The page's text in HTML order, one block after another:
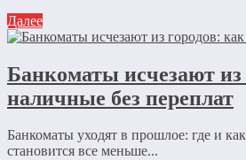
Далее
Банкоматы исчезают из
наличные без переплат
Банкоматы уходят в прошлое: где и
становится все меньше...